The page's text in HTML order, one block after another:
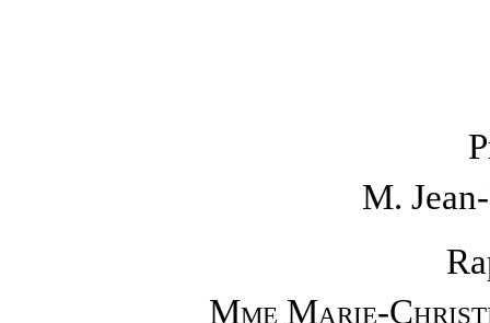
M. Jean
Mme Marie-